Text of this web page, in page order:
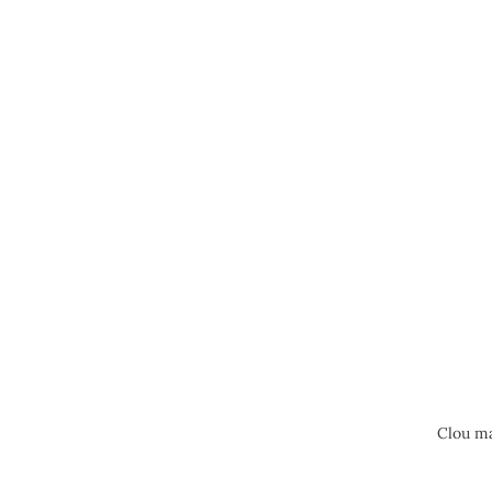
Clou